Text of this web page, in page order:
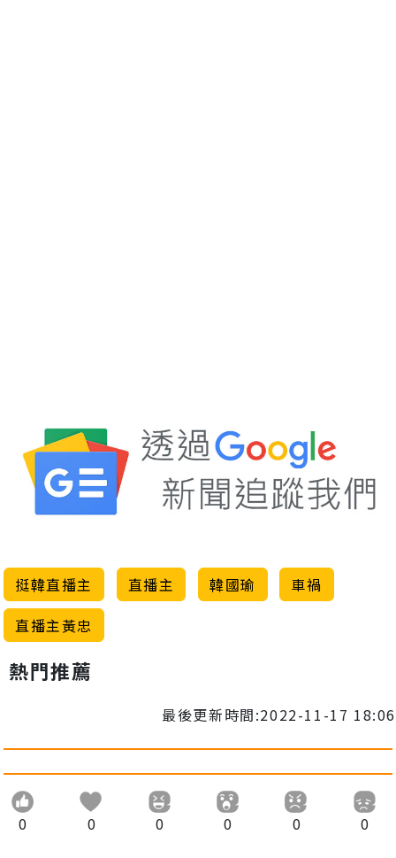
挺韓直播主 直播主 韓國瑜
車禍
直播主黃忠
熱門推薦
最後更新時間:2022-11-17 18:06
0 0 0 0 0 0